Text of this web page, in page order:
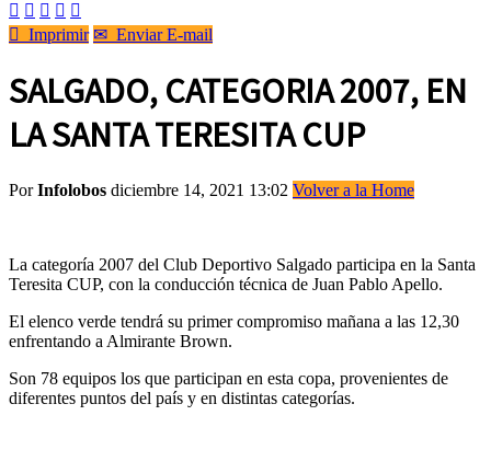
    
 Imprimir ✉ Enviar E-mail
SALGADO, CATEGORIA 2007, EN
LA SANTA TERESITA CUP
PorInfolobos diciembre 14, 2021 13:02 Volver a la Home
La categoría 2007 del Club Deportivo Salgado participa en la Santa
Teresita CUP, con la conducción técnica de Juan Pablo Apello.
El elenco verde tendrá su primer compromiso mañana a las 12,30
enfrentando a Almirante Brown.
Son 78 equipos los que participan en esta copa, provenientes de
diferentes puntos del país y en distintas categorías.